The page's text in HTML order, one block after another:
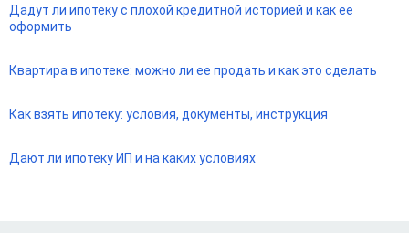
Дадут ли ипотеку с плохой кредитной историей и как ее
оформить
Квартира в ипотеке: можно ли ее продать и как это сделать
Как взять ипотеку: условия, документы, инструкция
Дают ли ипотеку ИП и на каких условиях